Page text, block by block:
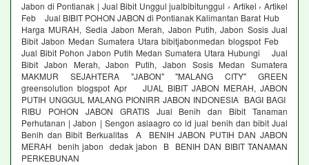
Jabon di Pontianak | Jual Bibit Unggul jualbibitunggul › Artikel › Artikel
Feb Jual BIBIT POHON JABON di Pontianak Kalimantan Barat Hub
Harga MURAH, Sedia Jabon Merah, Jabon Putih, Jabon Sosis Jual
Bibit Jabon Medan Sumatera Utara bibitjabonmedan blogspot Feb
Jual Bibit Pohon Jabon Putih Medan Sumatera Utara Hubungi Jual
Bibit Jabon Merah, Jabon Putih, Jabon Sosis Medan Sumatera
MAKMUR SEJAHTERA "JABON" "MALANG CITY" GREEN
greensolution blogspot Apr JUAL BIBIT JABON MERAH, JABON
PUTIH UNGGUL MALANG PIONIRR JABON INDONESIA BAGI BAGI
RIBU POHON JABON GRATIS Jual Benih dan Bibit Tanaman
Perhutanan | Jabon | Sengon asiaagro co id jual benih dan bibit Jual
Benih dan Bibit Berkualitas A BENIH JABON PUTIH DAN JABON
MERAH benih jabon dedak jabon B BENIH DAN BIBIT TANAMAN
PERKEBUNAN